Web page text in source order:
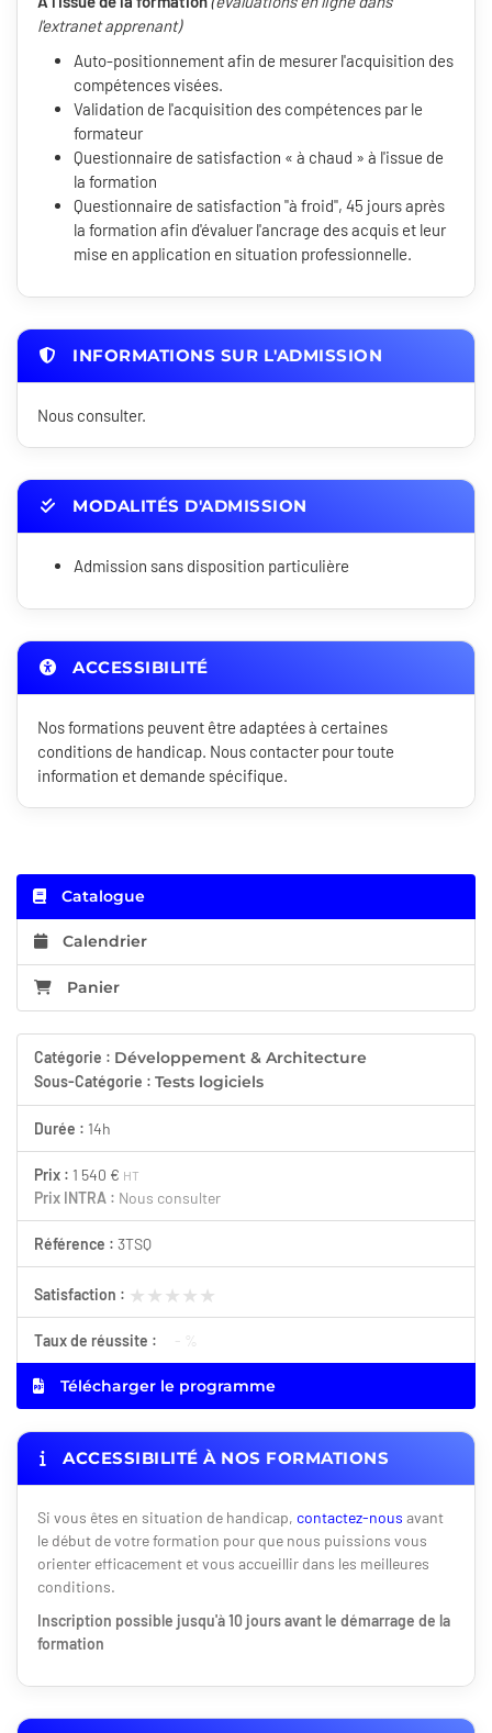
l'extranet apprenant)
Auto-positionnement afin de mesurer l'acquisition des
compétences visées.
Validation de l'acquisition des compétences par le
formateur
Questionnaire de satisfaction « à chaud » à l'issue de
la formation
Questionnaire de satisfaction "à froid", 45 jours après
la formation afin d'évaluer l'ancrage des acquis et leur
mise en application en situation professionnelle.
INFORMATIONS SUR L'ADMISSION
Nous consulter.
MODALITÉS D'ADMISSION
Admission sans disposition particulière
ACCESSIBILITÉ
Nos formations peuvent être adaptées à certaines
conditions de handicap. Nous contacter pour toute
information et demande spécifique.
Catalogue
Calendrier
Panier
Catégorie : Développement & Architecture
Sous-Catégorie : Tests logiciels
Durée : 14h
Prix : 1 540 € HT
Prix INTRA : Nous consulter
Référence : 3TSQ
Satisfaction : ★★★★★
★★★★★
Taux de réussite : - %
Télécharger le programme
ACCESSIBILITÉ À NOS FORMATIONS
Si vous êtes en situation de handicap, contactez-nous avant
le début de votre formation pour que nous puissions vous
orienter efficacement et vous accueillir dans les meilleures
conditions.
Inscription possible jusqu'à 10 jours avant le démarrage de la
formation